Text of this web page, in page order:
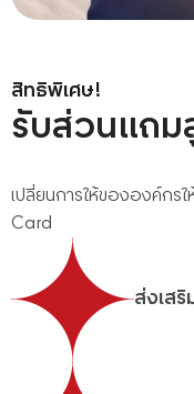
สิทธิพิเศษ!
รับส่วนแถม
เปลี่ยนการให้ขององค์กร
Card
ส่งเส